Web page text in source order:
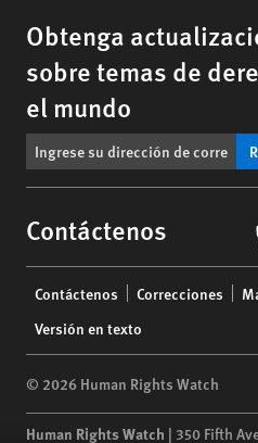
Obtenga
sobre temas de
el mundo
Contáctenos
menu
Contáctenos Correcciones
Versión en texto
© 2026 Human Rights Watch
Human Rights Watch | 350 Fifth